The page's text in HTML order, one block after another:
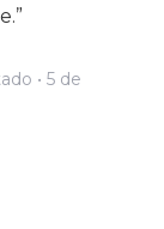
5 de